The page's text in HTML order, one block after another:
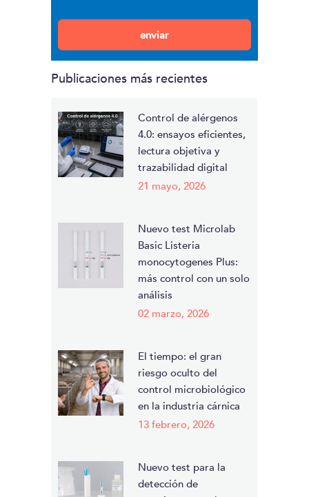
the
image
continue.
Publicaciones más recientes
Control de alérgenos
4.0: ensayos eficientes,
lectura objetiva y
trazabilidad digital
21 mayo, 2026
Nuevo test Microlab
Basic Listeria
monocytogenes Plus:
más control con un solo
análisis
02 marzo, 2026
El tiempo: el gran
riesgo oculto del
control microbiológico
en la industria cárnica
13 febrero, 2026
Nuevo test para la
detección de